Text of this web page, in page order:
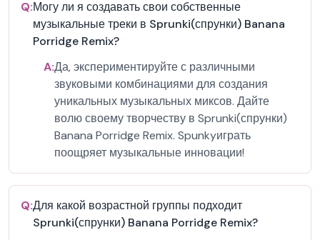
Q:Могу ли я создавать свои собственные
музыкальные треки в Sprunki(спрунки) Banana
Porridge Remix?
A:Да, экспериментируйте с различными
звуковыми комбинациями для создания
уникальных музыкальных миксов. Дайте
волю своему творчеству в Sprunki(спрунки)
Banana Porridge Remix. Spunkyиграть
поощряет музыкальные инновации!
Q:Для какой возрастной группы подходит
Sprunki(спрунки) Banana Porridge Remix?